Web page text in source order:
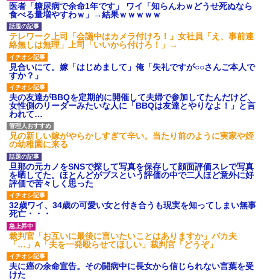
医者「糖尿病で余命1年です」 ワイ「知らんわｗどうせ死ぬなら
食べる量増やすわｗ」→結果ｗｗｗｗｗ
テレワーク上司「会議中はカメラ付けろ！」女社員「え、事前連
絡無しは無理」上司「いいから付けろ！」→
見合いにて。嫁「はじめまして」俺「失礼ですが○○さんご本人で
すか？」
夫の友達がBBQを定期的に開催して夫婦で参加してたんだけど、
女性側のリーダーみたいな人に「BBQは友達とやりなよ！」と言
われて…
兄の新しい嫁がやらかしすぎて辛い。当たり前のように実家や姪
の幼稚園に来る
旦那の元カノをSNSで探して写真を保存して顔面評価スレで写真
を晒してた。ほとんどがブスという評価の中で二人ほど意外に好
評価で苦々しく思った
32歳ワイ、34歳の可愛い女と付き合うも現実を知ってしまい無事
死亡・・・
裁判官「お互いに最後に言いたいことはありますか」バカ夫
「…」A「夫を一発殴らせてほしい」裁判官「どうぞ」
夫に癌の余命宣告。その闘病中に長女から信じられない言葉を受
けた